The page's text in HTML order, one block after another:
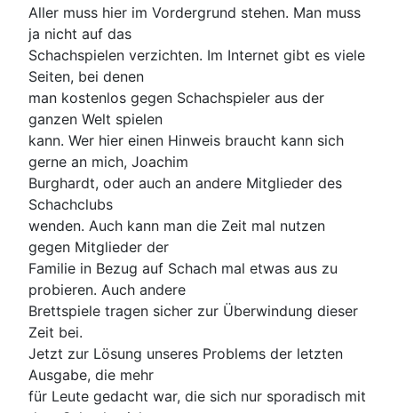
Aller muss hier im Vordergrund stehen. Man muss
ja nicht auf das
Schachspielen verzichten. Im Internet gibt es viele
Seiten, bei denen
man kostenlos gegen Schachspieler aus der
ganzen Welt spielen
kann. Wer hier einen Hinweis braucht kann sich
gerne an mich, Joachim
Burghardt, oder auch an andere Mitglieder des
Schachclubs
wenden. Auch kann man die Zeit mal nutzen
gegen Mitglieder der
Familie in Bezug auf Schach mal etwas aus zu
probieren. Auch andere
Brettspiele tragen sicher zur Überwindung dieser
Zeit bei.
Jetzt zur Lösung unseres Problems der letzten
Ausgabe, die mehr
für Leute gedacht war, die sich nur sporadisch mit